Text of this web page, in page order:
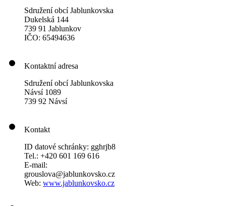
Sdružení obcí Jablunkovska
Dukelská 144
739 91 Jablunkov
IČO: 65494636
Kontaktní adresa
Sdružení obcí Jablunkovska
Návsí 1089
739 92 Návsí
Kontakt
ID datové schránky: gghrjb8
Tel.: +420 601 169 616
E-mail:
grouslova@jablunkovsko.cz
Web: www.jablunkovsko.cz